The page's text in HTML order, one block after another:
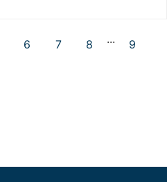
6 7 8 ... 9